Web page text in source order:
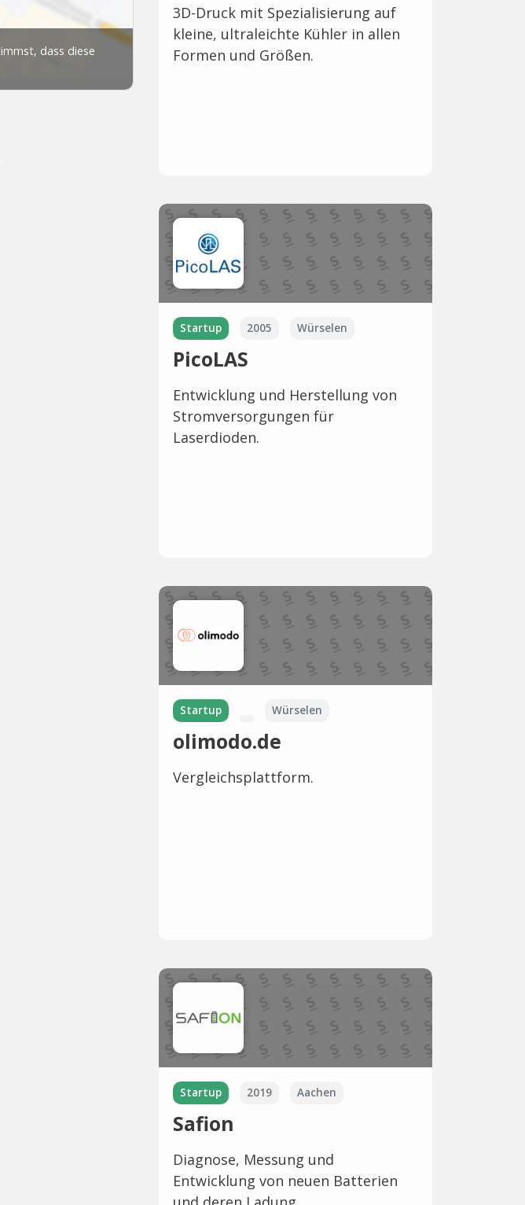
3D-Druck mit Spezialisierung auf
kleine, ultraleichte Kühler in allen
Formen und Größen.
Startup 2005 Würselen
PicoLAS
Entwicklung und Herstellung von
Stromversorgungen für
Laserdioden.
Startup Würselen
olimodo.de
Vergleichsplattform.
Startup 2019 Aachen
Safion
Diagnose, Messung und
Entwicklung von neuen Batterien